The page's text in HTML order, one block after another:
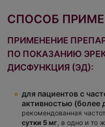
СПОСОБ
ПРИМЕНЕНИЕ
ПО ПОКАЗАНИЮ
ДИСФУНКЦИЯ (ЭД):
для пациентов с
активностью (более
рекомендованная
сутки 5 мг, в одно и то